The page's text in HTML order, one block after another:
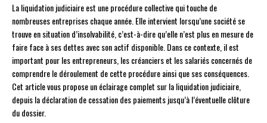
La liquidation judiciaire est une procédure collective qui touche de
nombreuses entreprises chaque année. Elle intervient lorsqu’une société se
trouve en situation d’insolvabilité, c’est-à-dire qu’elle n’est plus en mesure de
faire face à ses dettes avec son actif disponible. Dans ce contexte, il est
important pour les entrepreneurs, les créanciers et les salariés concernés de
comprendre le déroulement de cette procédure ainsi que ses conséquences.
Cet article vous propose un éclairage complet sur la liquidation judiciaire,
depuis la déclaration de cessation des paiements jusqu’à l’éventuelle clôture
du dossier.